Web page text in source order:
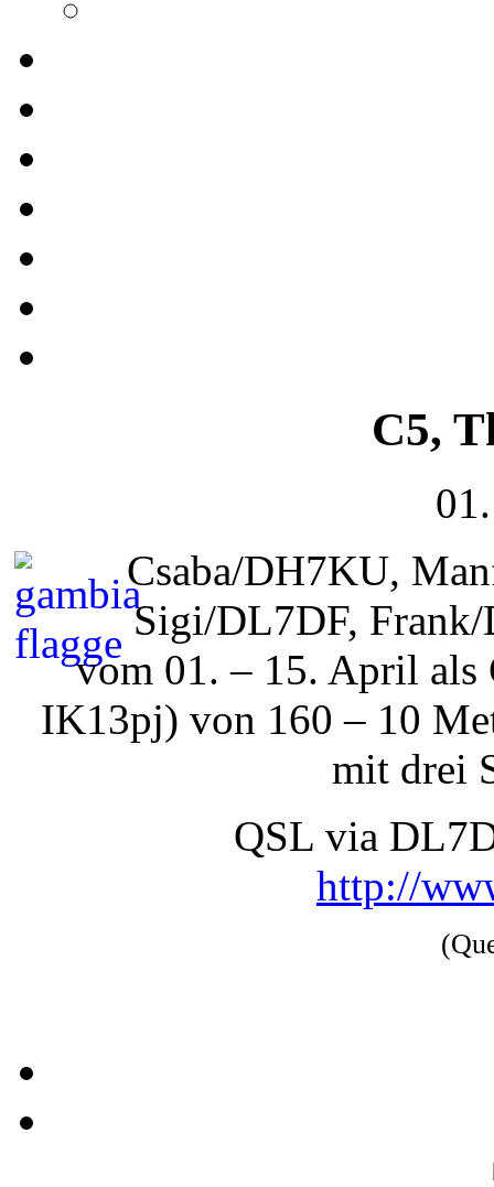
C5,
Csaba/DH7KU,
Sigi/DL7DF,
vom 01. – 15. April als
IK13pj) von 160 – 10
mit drei
QSL via
http://